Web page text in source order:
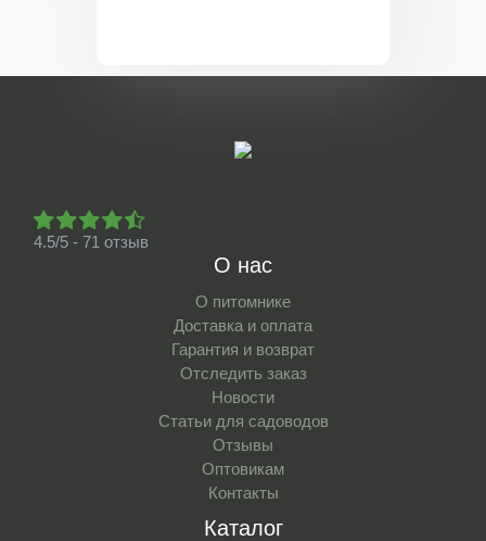
4.5/5 - 71 отзыв
О нас
О питомнике
Доставка и оплата
Гарантия и возврат
Отследить заказ
Новости
Статьи для садоводов
Отзывы
Оптовикам
Контакты
Каталог